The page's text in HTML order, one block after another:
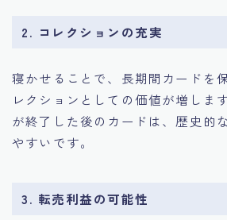
2. コレクションの充実
寝かせることで、長期間カードを
レクションとしての価値が増しま
が終了した後のカードは、歴史的
やすいです。
3. 転売利益の可能性